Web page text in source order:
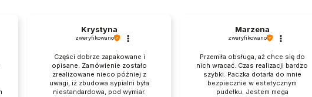
Krystyna
zweryfikowano
Części dobrze zapakowane i
opisane. Zamówienie zostało
zrealizowane nieco później z
uwagi, iż zbudowa sypialni była
niestandardowa, pod wymiar.
Marzena
zweryfikowano
Przemiła obsługa, aż chce się do
nich wracać. Czas realizacji bardzo
szybki. Paczka dotarła do mnie
bezpiecznie w estetycznym
pudełku. Jestem mega